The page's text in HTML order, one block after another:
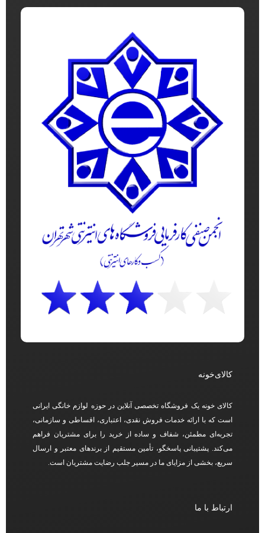
کالای‌خونه
کالای خونه یک فروشگاه تخصصی آنلاین در حوزه لوازم خانگی ایرانی
است که با ارائه خدمات فروش نقدی، اعتباری، اقساطی و سازمانی،
تجربه‌ای مطمئن، شفاف و ساده از خرید را برای مشتریان فراهم
می‌کند. پشتیبانی پاسخگو، تأمین مستقیم از برندهای معتبر و ارسال
سریع، بخشی از مزایای ما در مسیر جلب رضایت مشتریان است.
ارتباط با ما